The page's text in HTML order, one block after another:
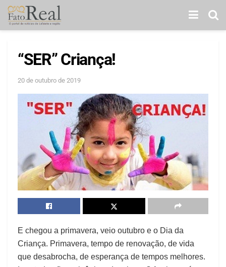
“SER” Criança!
20 de outubro de 2019
E chegou a primavera, veio outubro e o Dia da
Criança. Primavera, tempo de renovação, de vida
que desabrocha, de esperança de tempos melhores.